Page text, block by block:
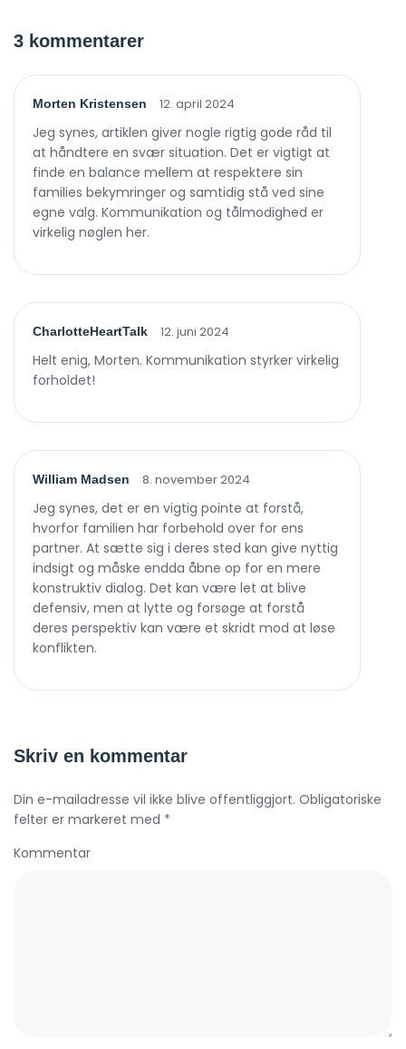
3 kommentarer
Morten Kristensen 12. april 2024
Jeg synes, artiklen giver nogle rigtig gode råd til
at håndtere en svær situation. Det er vigtigt at
finde en balance mellem at respektere sin
families bekymringer og samtidig stå ved sine
egne valg. Kommunikation og tålmodighed er
virkelig nøglen her.
CharlotteHeartTalk 12. juni 2024
Helt enig, Morten. Kommunikation styrker virkelig
forholdet!
William Madsen 8. november 2024
Jeg synes, det er en vigtig pointe at forstå,
hvorfor familien har forbehold over for ens
partner. At sætte sig i deres sted kan give nyttig
indsigt og måske endda åbne op for en mere
konstruktiv dialog. Det kan være let at blive
defensiv, men at lytte og forsøge at forstå
deres perspektiv kan være et skridt mod at løse
konflikten.
Skriv en kommentar
Din e-mailadresse vil ikke blive offentliggjort. Obligatoriske
felter er markeret med *
Kommentar